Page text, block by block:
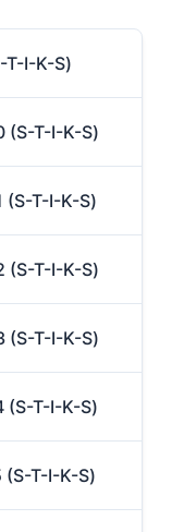
I-K-S)
(S-T-I-K-S)
T-I-K-S)
(S-T-I-K-S)
(S-T-I-K-S)
(S-T-I-K-S)
T-I-K-S)